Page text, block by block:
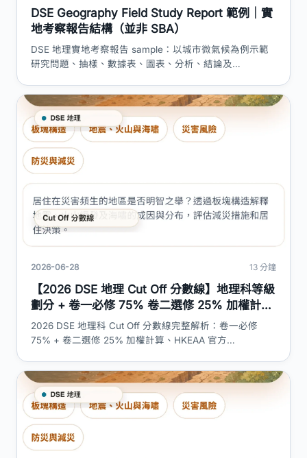
DSE Geography Field Study Report 範例｜實
地考察報告結構（並非 SBA）
DSE 地理實地考察報告 sample：以城市微氣候為例示範
研究問題、抽樣、數據表、圖表、分析、結論及
SBA 科目。
2026-06-28 13 分鐘
【2026 DSE 地理 Cut Off 分數線】地理科等級
劃分 + 卷一必修 75% 卷二選修 25% 加權計算
+ 5** 至 L1 考生比例對照 + 冇 SBA 真相 + 迷
思拆解｜DSE 神器
2026 DSE 地理科 Cut Off 分數線完整解析：卷一必修
75% + 卷二選修 25% 加權計算、HKEAA 官方
圍、地理科冇 SBA 真相、cut off 應用與趨勢、3 大迷思拆
解。